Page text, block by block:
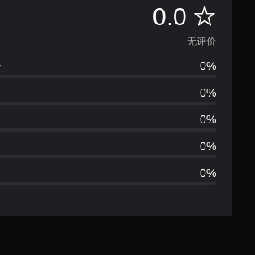
0.0 无
评
价
无评价
0%
0%
0%
0%
0%